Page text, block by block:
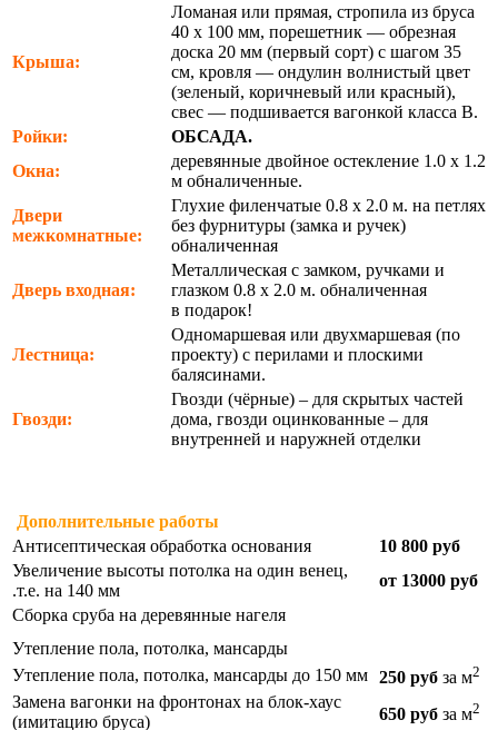
Крыша:
Ломаная или прямая, стропила из бруса
40 х 100 мм, порешетник — обрезная
доска 20 мм (первый сорт) с шагом 35
см, кровля — ондулин волнистый цвет
(зеленый, коричневый или красный),
свес — подшивается вагонкой класса В.
Ройки:
ОБСАДА.
Окна:
деревянные двойное остекление 1.0 х 1.2
м обналиченные.
Двери
межкомнатные:
Глухие филенчатые 0.8 х 2.0 м. на петлях
без фурнитуры (замка и ручек)
обналиченная
Дверь входная:
Металлическая с замком, ручками и
глазком 0.8 х 2.0 м. обналиченная
в подарок!
Лестница:
Одномаршевая или двухмаршевая (по
проекту) с перилами и плоскими
балясинами.
Гвозди:
Гвозди (чёрные) – для скрытых частей
дома, гвозди оцинкованные – для
внутренней и наружней отделки
Дополнительные работы
Антисептическая обработка основания
10 800 руб
Увеличение высоты потолка на один венец,
.т.е. на 140 мм
от 13000 руб
Сборка сруба на деревянные нагеля
Утепление пола, потолка, мансарды
Утепление пола, потолка, мансарды до 150 мм 250 руб за м2
Замена вагонки на фронтонах на блок-хаус
(имитацию бруса)
650 руб за м2